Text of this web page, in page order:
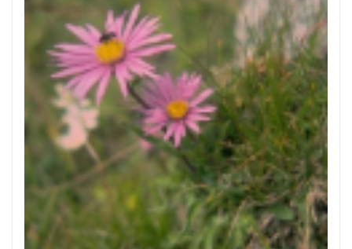
Alpenaster
Aster alpinus